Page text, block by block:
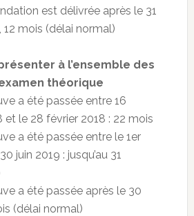
est délivrée après le 31
mois (délai normal)
à l’ensemble des
théorique
a été passée entre 16
le 28 février 2018 : 22 mois
a été passée entre le 1er
juin 2019 : jusqu’au 31
a été passée après le 30
(délai normal)